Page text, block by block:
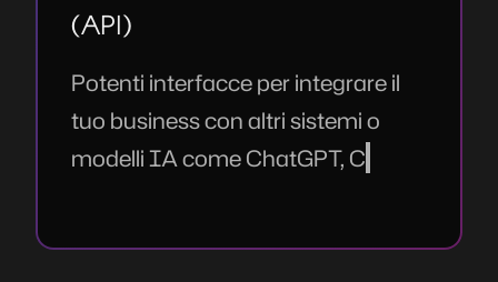
(API)
Potenti interfacce per integrare il
tuo business con altri sistemi o
modelli IA come ChatGPT, Claude,